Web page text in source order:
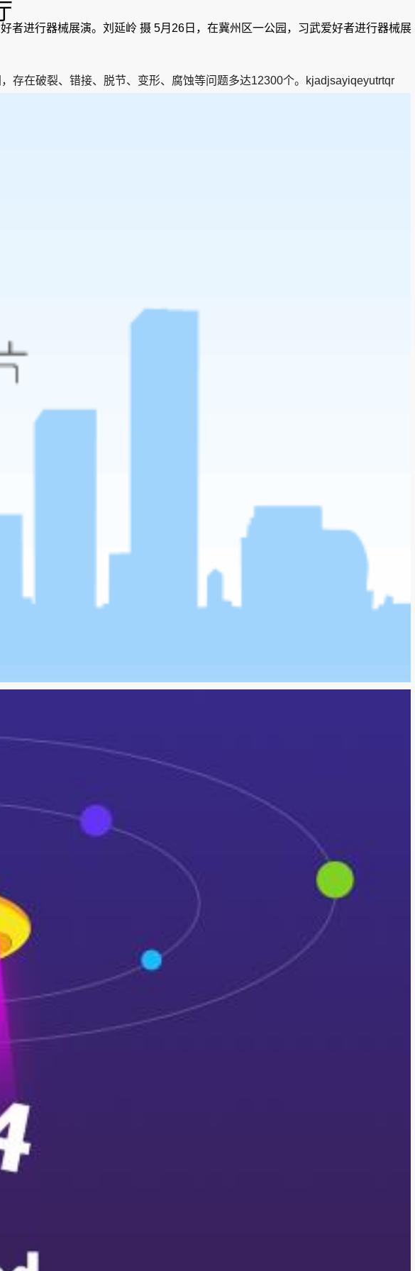
者进行器械展演。刘延岭 摄 5月26日，在冀州区一公园，习武爱好者进行器械展
在破裂、错接、脱节、变形、腐蚀等问题多达12300个。kjadjsayiqeyutrtqr